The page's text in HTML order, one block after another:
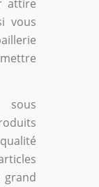
attire
vous
sous
grand